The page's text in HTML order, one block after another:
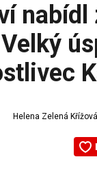
nabídl
Helena Zelená Křížová